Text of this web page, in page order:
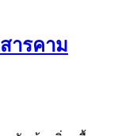
ารคาม